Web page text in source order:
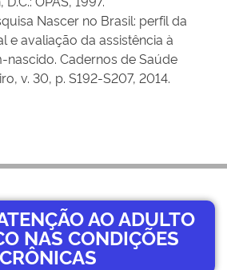
Nascer no Brasil: perfil da
e avaliação da assistência à
nascido. Cadernos de Saúde
v. 30, p. S192-S207, 2014.
AO ADULTO
NAS CONDIÇÕES
CRÔNICAS